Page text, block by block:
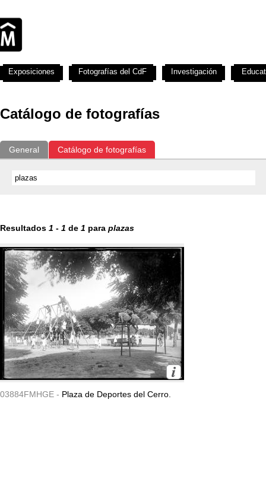
Catálogo de fotografías
General Catálogo de fotografías
Resultados 1 - 1 de 1 para plazas
03884FMHGE - Plaza de Deportes del Cerro.
Exposiciones Fotografías del CdF Investigación